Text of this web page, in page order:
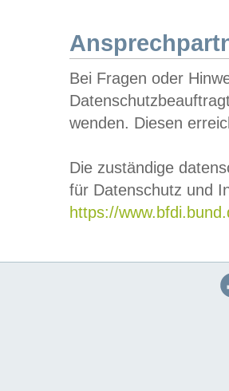
Bei Fragen oder
wenden. Diesen
Die zuständige
für Datenschutz und
https://